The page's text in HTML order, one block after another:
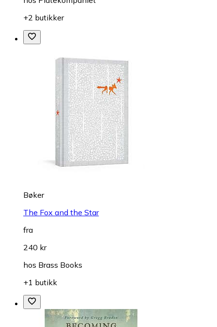
+2 butikker
Bøker
The Fox and the Star
fra
240 kr
hos Brass Books
+1 butikk